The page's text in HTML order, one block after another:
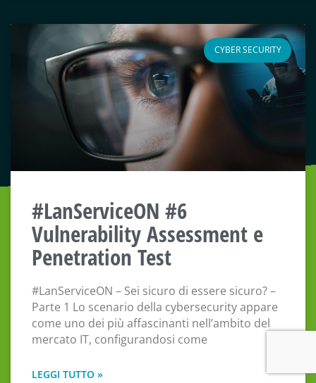
CYBER SECURITY
#LanServiceON #6
Vulnerability Assessment e
Penetration Test
#LanServiceON – Sei sicuro di essere sicuro? –
Parte 1 Lo scenario della cybersecurity appare
come uno dei più affascinanti nell’ambito del
mercato IT, configurandosi come
LEGGI TUTTO »